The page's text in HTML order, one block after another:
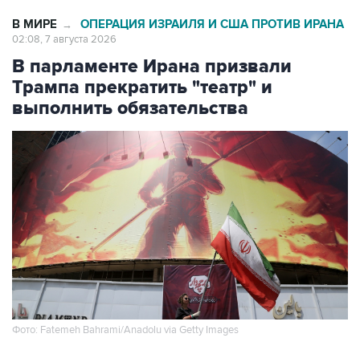
В МИРЕ → ОПЕРАЦИЯ ИЗРАИЛЯ И США ПРОТИВ ИРАНА
02:08, 7 августа 2026
В парламенте Ирана призвали
Трампа прекратить "театр" и
выполнить обязательства
Фото: Fatemeh Bahrami/Anadolu via Getty Images